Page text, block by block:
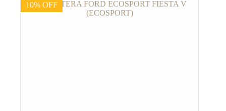
10% OFF